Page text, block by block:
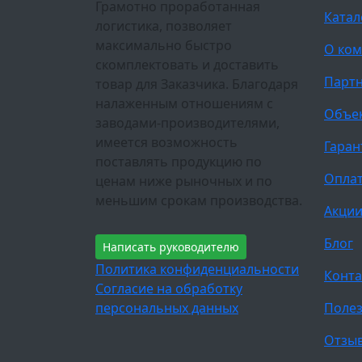
Грамотно проработанная
логистика, позволяет
максимально быстро
скомплектовать и доставить
товар для Заказчика. Благодаря
налаженным отношениям с
заводами-производителями,
имеется возможность
поставлять продукцию по
ценам ниже рыночных и по
меньшим срокам производства.
Написать руководителю
Политика конфиденциальности
Согласие на обработку
персональных данных
О
Акции
Блог